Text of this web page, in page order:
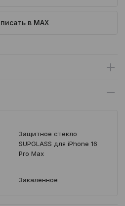
в MAX
Защитное стекло
SUPGLASS для iPhone 16
Pro Max
Закалённое